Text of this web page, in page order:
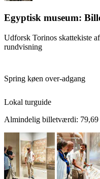
Egyptisk museum:
Udforsk Torinos skattekiste
rundvisning
Spring køen over-adgang
Lokal turguide
Almindelig billetværdi: